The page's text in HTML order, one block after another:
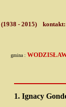
- 2015)
gmina :
1. Ignacy